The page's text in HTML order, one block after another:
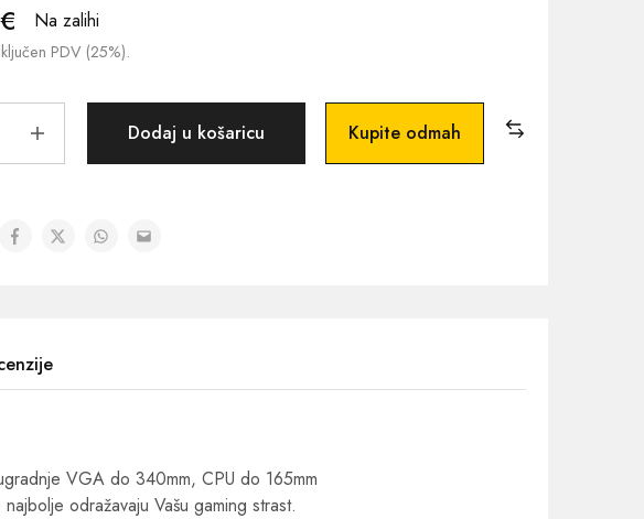
€ Na zalihi
PDV (25%).
Dodaj u košaricu Kupite odmah
VGA do 340mm, CPU do 165mm
odražavaju Vašu gaming strast.